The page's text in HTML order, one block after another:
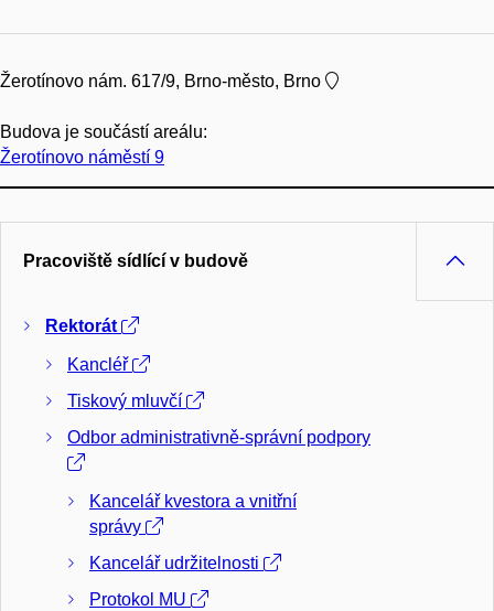
Žerotínovo nám. 617/9, Brno-město, Brno
Budova je součástí areálu:
Žerotínovo náměstí 9
Pracoviště sídlící v budově
Rektorát
Kancléř
Tiskový mluvčí
Odbor administrativně-správní podpory
Kancelář kvestora a vnitřní
správy
Kancelář udržitelnosti
Protokol MU